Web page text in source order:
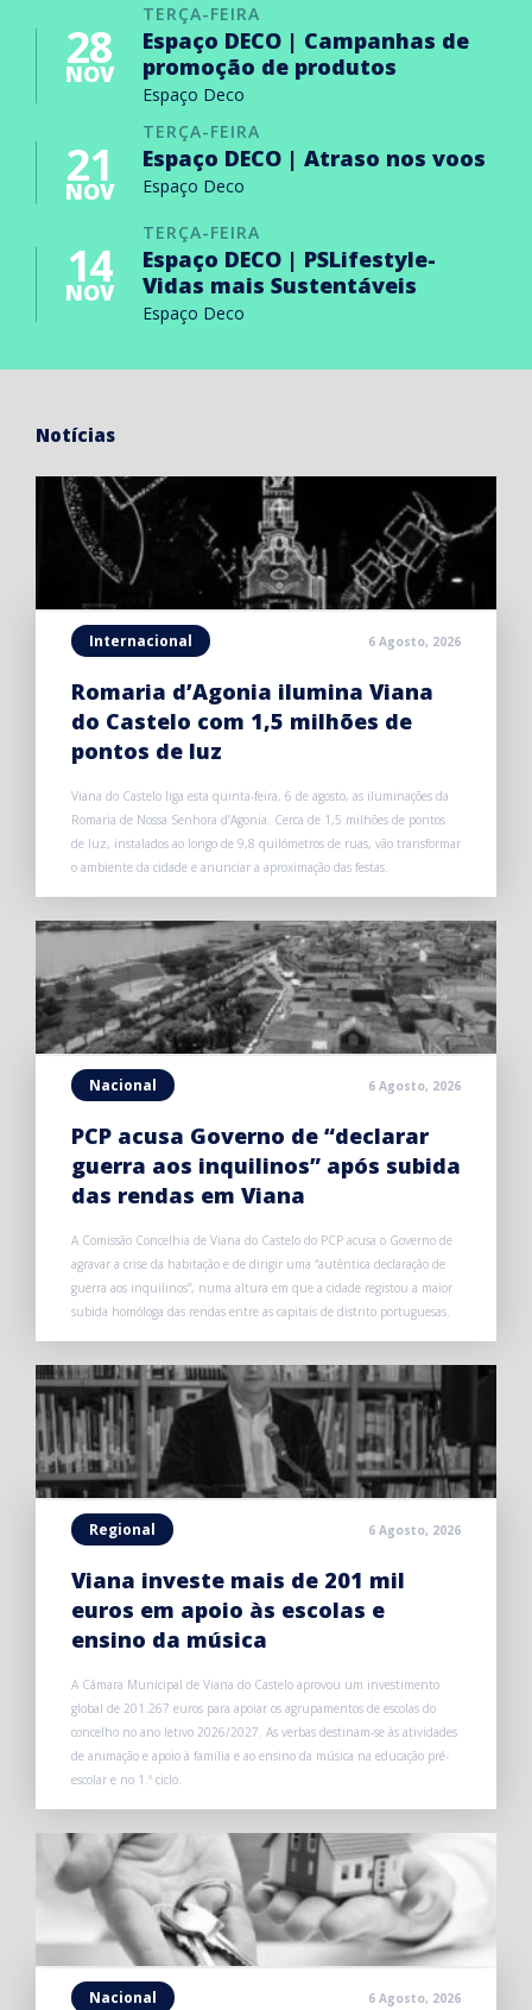
TERÇA-FEIRA
28
NOV
Espaço DECO | Campanhas de
promoção de produtos
Espaço Deco
TERÇA-FEIRA
21
NOV
Espaço DECO | Atraso nos voos
Espaço Deco
TERÇA-FEIRA
14
NOV
Espaço DECO | PSLifestyle-
Vidas mais Sustentáveis
Espaço Deco
Notícias
Internacional 6 Agosto, 2026
Romaria d’Agonia ilumina Viana
do Castelo com 1,5 milhões de
pontos de luz
Viana do Castelo liga esta quinta-feira, 6 de agosto, as iluminações da
Romaria de Nossa Senhora d’Agonia. Cerca de 1,5 milhões de pontos
de luz, instalados ao longo de 9,8 quilómetros de ruas, vão transformar
o ambiente da cidade e anunciar a aproximação das festas.
Nacional 6 Agosto, 2026
PCP acusa Governo de “declarar
guerra aos inquilinos” após subida
das rendas em Viana
A Comissão Concelhia de Viana do Castelo do PCP acusa o Governo de
agravar a crise da habitação e de dirigir uma “autêntica declaração de
guerra aos inquilinos”, numa altura em que a cidade registou a maior
subida homóloga das rendas entre as capitais de distrito portuguesas.
Regional 6 Agosto, 2026
Viana investe mais de 201 mil
euros em apoio às escolas e
ensino da música
A Câmara Municipal de Viana do Castelo aprovou um investimento
global de 201.267 euros para apoiar os agrupamentos de escolas do
concelho no ano letivo 2026/2027. As verbas destinam-se às atividades
de animação e apoio à família e ao ensino da música na educação pré-
escolar e no 1.º ciclo.
Nacional 6 Agosto, 2026